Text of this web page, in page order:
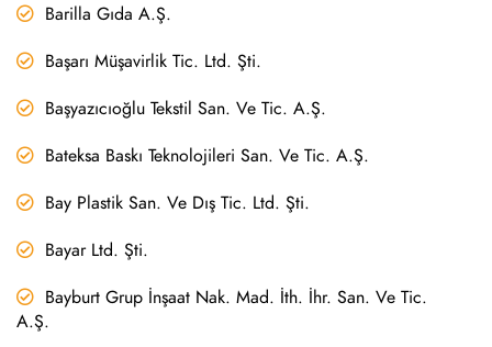
Barilla Gıda A.Ş.
Başarı Müşavirlik Tic. Ltd. Şti.
Başyazıcıoğlu Tekstil San. Ve Tic. A.Ş.
Bateksa Baskı Teknolojileri San. Ve Tic. A.Ş.
Bay Plastik San. Ve Dış Tic. Ltd. Şti.
Bayar Ltd. Şti.
Bayburt Grup İnşaat Nak. Mad. İth. İhr. San. Ve Tic.
A.Ş.